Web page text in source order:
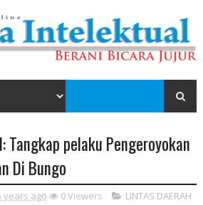
Tangkap pelaku Pengeroyokan
Di Bungo
years ago 0Viewers LINTAS DAERAH